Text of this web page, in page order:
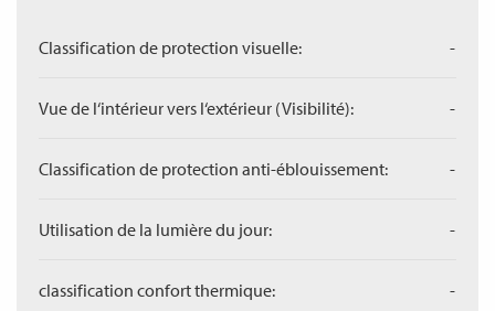
Classification de protection visuelle: -
Vue de l‘intérieur vers l‘extérieur (Visibilité): -
Classification de protection anti-éblouissement: -
Utilisation de la lumière du jour: -
classification confort thermique: -